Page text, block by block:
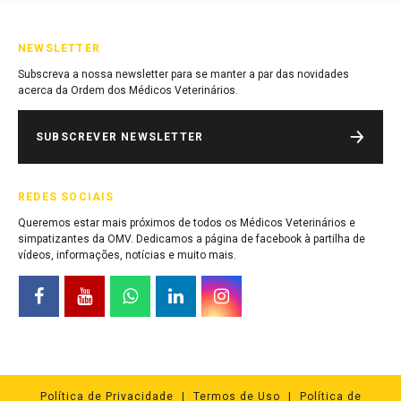
NEWSLETTER
Subscreva a nossa newsletter para se manter a par das novidades
acerca da Ordem dos Médicos Veterinários.
SUBSCREVER NEWSLETTER
REDES SOCIAIS
Queremos estar mais próximos de todos os Médicos Veterinários e
simpatizantes da OMV. Dedicamos a página de facebook à partilha de
vídeos, informações, notícias e muito mais.
Política de Privacidade Termos de Uso Política de